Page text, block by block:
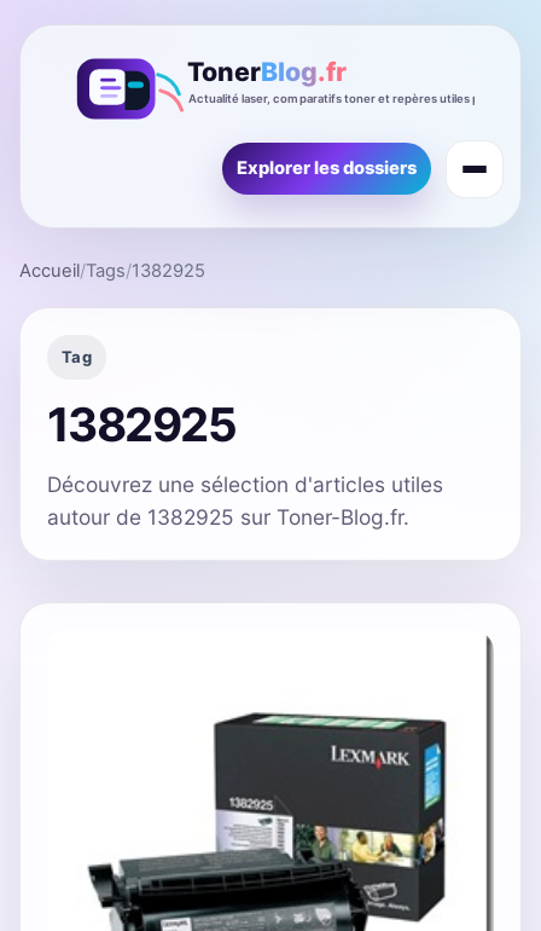
Explorer les dossiers
Accueil/Tags/1382925
Tag
1382925
Découvrez une sélection d'articles utiles
autour de 1382925 sur Toner-Blog.fr.